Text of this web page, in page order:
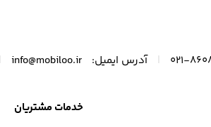
آدرس ایمیل: info@mobiloo.ir
خدمات مشتریان